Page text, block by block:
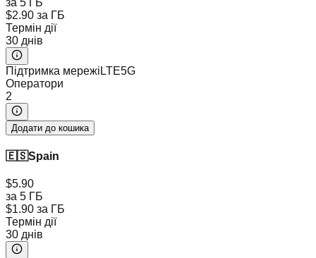
$2.90 за ГБ
Термін дії
30 днів
Підтримка мережі LTE5G
Оператори
2
Додати до кошика
🇪🇸Spain
$5.90
за 5 ГБ
$1.90 за ГБ
Термін дії
30 днів